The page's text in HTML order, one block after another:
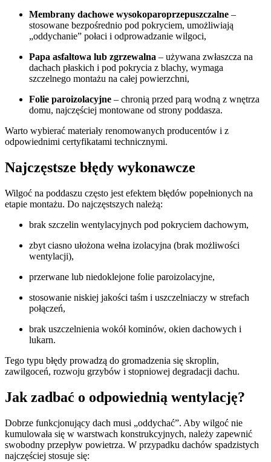
Membrany dachowe wysokoparoprzepuszczalne –
stosowane bezpośrednio pod pokryciem, umożliwiają
„oddychanie” połaci i odprowadzanie wilgoci,
Papa asfaltowa lub zgrzewalna – używana zwłaszcza na
dachach płaskich i pod pokrycia z blachy, wymaga
szczelnego montażu na całej powierzchni,
Folie paroizolacyjne – chronią przed parą wodną z wnętrza
domu, najczęściej montowane od strony poddasza.
Warto wybierać materiały renomowanych producentów i z
odpowiednimi certyfikatami technicznymi.
Najczęstsze błędy wykonawcze
Wilgoć na poddaszu często jest efektem błędów popełnionych na
etapie montażu. Do najczęstszych należą:
brak szczelin wentylacyjnych pod pokryciem dachowym,
zbyt ciasno ułożona wełna izolacyjna (brak możliwości
wentylacji),
przerwane lub niedoklejone folie paroizolacyjne,
stosowanie niskiej jakości taśm i uszczelniaczy w strefach
połączeń,
brak uszczelnienia wokół kominów, okien dachowych i
lukarn.
Tego typu błędy prowadzą do gromadzenia się skroplin,
zawilgoceń, rozwoju grzybów i stopniowej degradacji dachu.
Jak zadbać o odpowiednią wentylację?
Dobrze funkcjonujący dach musi „oddychać”. Aby wilgoć nie
kumulowała się w warstwach konstrukcyjnych, należy zapewnić
swobodny przepływ powietrza. W przypadku dachów spadzistych
najczęściej stosuje się: